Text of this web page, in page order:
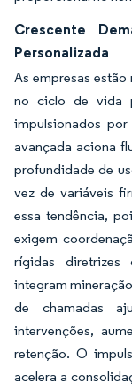
Crescente
Personalizada
As empresas
no ciclo de vida
impulsionados por
avançada aciona
profundidade de
vez de variáveis
essa tendência,
exigem
rígidas diretrizes
integram
de chamadas
intervenções,
retenção. O
acelera a